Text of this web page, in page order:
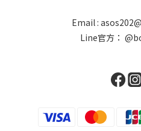
Email :
Line官方：